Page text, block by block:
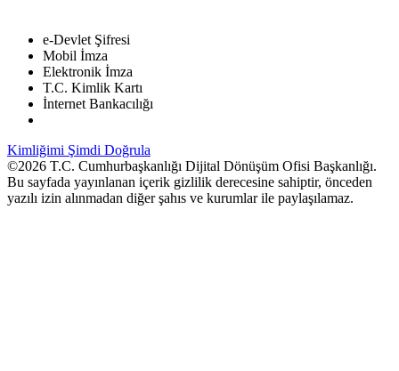
e-Devlet Şifresi
Mobil İmza
Elektronik İmza
T.C. Kimlik Kartı
İnternet Bankacılığı
Kimliğimi Şimdi Doğrula
©2026 T.C. Cumhurbaşkanlığı Dijital Dönüşüm Ofisi Başkanlığı.
Bu sayfada yayınlanan içerik gizlilik derecesine sahiptir, önceden
yazılı izin alınmadan diğer şahıs ve kurumlar ile paylaşılamaz.